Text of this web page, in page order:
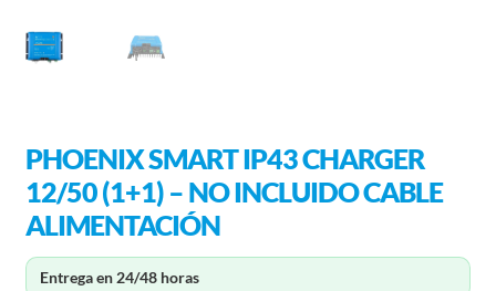
PHOENIX SMART IP43 CHARGER
12/50 (1+1) – NO INCLUIDO CABLE
ALIMENTACIÓN
Entrega en 24/48 horas